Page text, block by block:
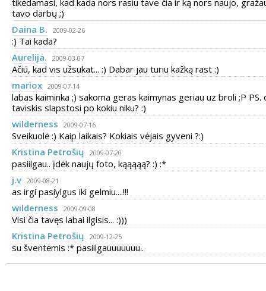
tikėdamasi, kad kada nors rasiu tave čia ir ką nors naujo,
tavo darbų ;)
Daina B.
2009-02-26
:) Tai kada?
Aurelija.
2009-03-07
Ačiū, kad vis užsukat... :) Dabar jau turiu kažką rast :)
mariox 2009-07-14
labas kaiminka ;) sakoma geras kaimynas geriau uz broli ;P PS.
taviskis slapstosi po kokiu niku? :)
wilderness
2009-07-16
Sveikuolė :) Kaip laikais? Kokiais vėjais gyveni ?:)
Kristina Petrošių
2009-07-20
pasiilgau.. įdėk naujų foto, kąąąąą? :) :*
j.v 2009-08-21
as irgi pasiylgus iki gelmiu....!!!
wilderness
2009-09-08
Visi čia tavęs labai ilgisis... :)))
Kristina Petrošių
2009-12-25
su šventėmis :* pasiilgauuuuuuu..